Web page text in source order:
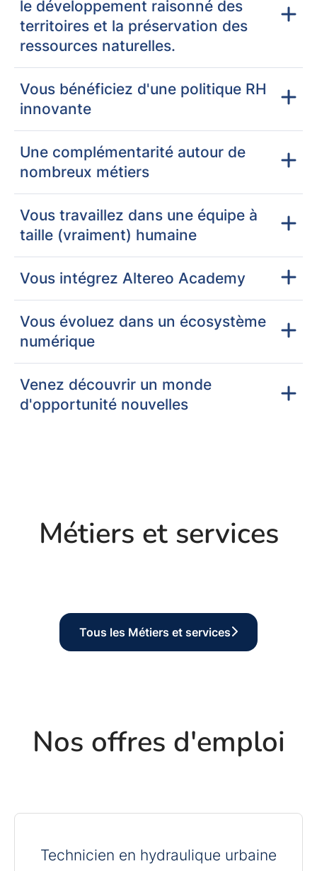
le développement raisonné des
territoires et la préservation des
ressources naturelles.
Vous bénéficiez d'une politique RH
innovante
Une complémentarité autour de
nombreux métiers
Vous travaillez dans une équipe à
taille (vraiment) humaine
Vous intégrez Altereo Academy
Vous évoluez dans un écosystème
numérique
Venez découvrir un monde
d'opportunité nouvelles
Métiers et services
Appui aux Politiques
Tous les Métiers et services
Nos offres d'emploi
Technicien en hydraulique urbaine